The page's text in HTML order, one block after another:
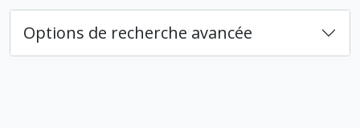
Options de recherche avancée